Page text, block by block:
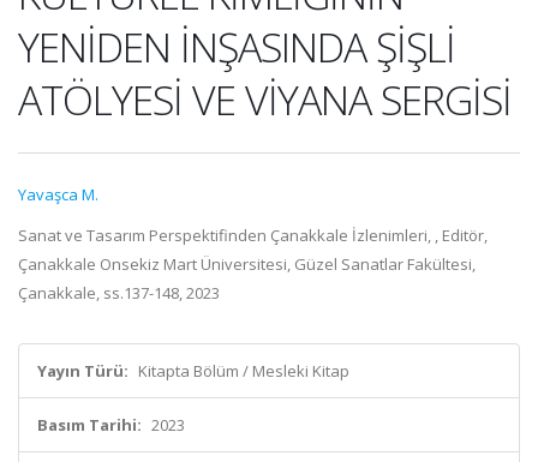
YENİDEN İNŞASINDA ŞİŞLİ
ATÖLYESİ VE VİYANA SERGİSİ
Yavaşca M.
Sanat ve Tasarım Perspektifinden Çanakkale İzlenimleri, , Editör,
Çanakkale Onsekiz Mart Üniversitesi, Güzel Sanatlar Fakültesi,
Çanakkale, ss.137-148, 2023
Yayın Türü: Kitapta Bölüm / Mesleki Kitap
Basım Tarihi: 2023